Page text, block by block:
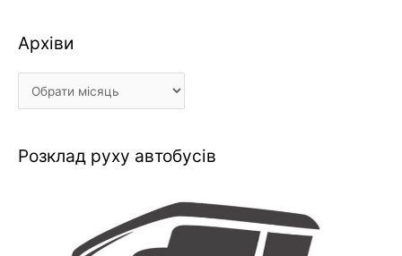
Архіви
Архіви
Розклад руху автобусів